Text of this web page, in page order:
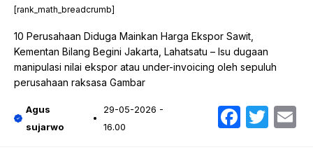
[rank_math_breadcrumb]
10 Perusahaan Diduga Mainkan Harga Ekspor Sawit,
Kementan Bilang Begini Jakarta, Lahatsatu – Isu dugaan
manipulasi nilai ekspor atau under-invoicing oleh sepuluh
perusahaan raksasa Gambar
Agus
sujarwo
29-05-2026 -
16.00